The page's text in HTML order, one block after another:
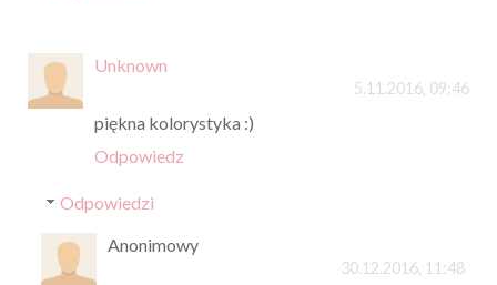
Unknown
5.11.2016, 09:46
piękna kolorystyka :)
Odpowiedz
Odpowiedzi
Anonimowy
30.12.2016, 11:48